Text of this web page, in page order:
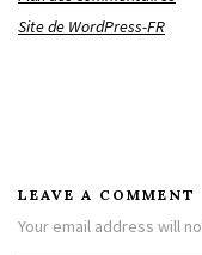
Site de WordPress-FR
LEAVE A COMMENT
Your email address will